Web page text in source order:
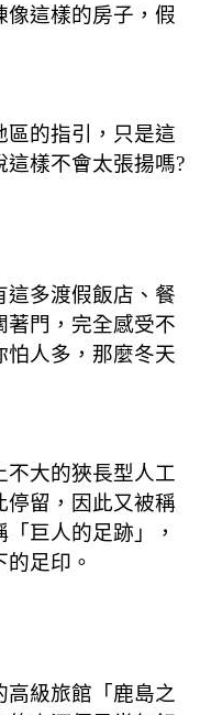
像這樣的房子，假
區的指引，只是這
樣不會太張揚嗎?
這多渡假飯店、餐
著門，完全感受不
怕人多，那麼冬天
不大的狹長型人工
停留，因此又被稱
巨人的足跡」，
足印。
級旅館「鹿島之